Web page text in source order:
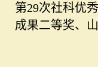
第29次社科优
成果二等奖、